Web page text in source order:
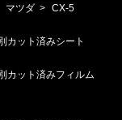
マツダ > CX-5
カット済みシート
カット済みフィルム